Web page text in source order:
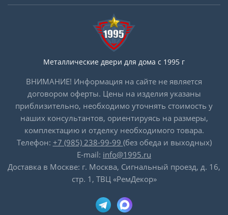
Металлические двери для дома с 1995 г
ВНИМАНИЕ! Информация на сайте не является
договором оферты. Цены на изделия указаны
приблизительно, необходимо уточнять стоимость у
наших консультантов, ориентируясь на размеры,
комплектацию и отделку необходимого товара.
Телефон: +7 (985) 238-99-99 (без обеда и выходных)
E-mail: info@1995.ru
Доставка в Москве: г. Москва, Сигнальный проезд, д. 16,
стр. 1, ТВЦ «РемДекор»